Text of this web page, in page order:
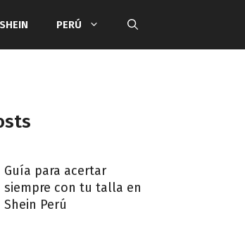
SHEIN PERÚ
Guía para acertar
siempre con tu talla en
Shein Perú